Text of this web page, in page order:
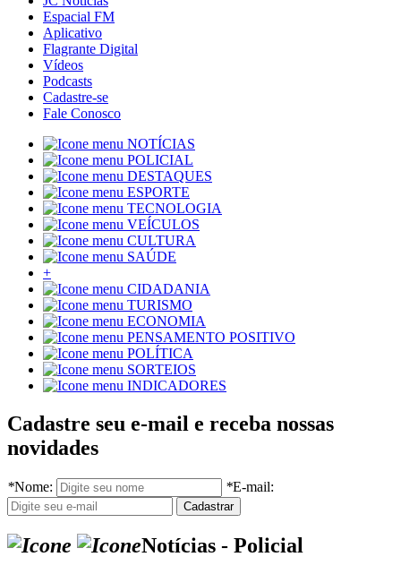
Espacial FM
Aplicativo
Flagrante Digital
Vídeos
Podcasts
Cadastre-se
Fale Conosco
NOTÍCIAS
POLICIAL
DESTAQUES
ESPORTE
TECNOLOGIA
VEÍCULOS
CULTURA
SAÚDE
+
CIDADANIA
TURISMO
ECONOMIA
PENSAMENTO POSITIVO
POLÍTICA
SORTEIOS
INDICADORES
Cadastre seu e-mail e receba nossas
novidades
*Nome: *E-mail:
Notícias - Policial